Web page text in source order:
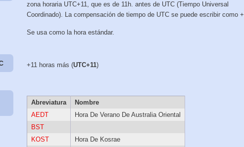
zona horaria UTC+11, que es de 11h. antes de UTC (Tiempo Universal
Coordinado). La compensación de tiempo de UTC se puede escribir como
Se usa como la hora estándar.
+11 horas más (UTC+11)
Abreviatura
Nombre
AEDT
Hora De Verano De Australia Oriental
BST
KOST
Hora De Kosrae